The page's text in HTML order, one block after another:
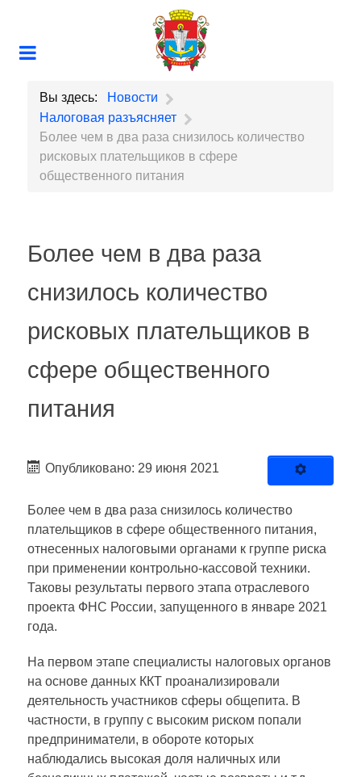
Вы здесь:
Новости
Налоговая разъясняет
Более чем в два раза снизилось количество
рисковых плательщиков в сфере
общественного питания
Более чем в два раза
снизилось количество
рисковых плательщиков в
сфере общественного
питания
Опубликовано: 29 июня 2021
Более чем в два раза снизилось количество
плательщиков в сфере общественного питания,
отнесенных налоговыми органами к группе риска
при применении контрольно-кассовой техники.
Таковы результаты первого этапа отраслевого
проекта ФНС России, запущенного в январе 2021
года.
На первом этапе специалисты налоговых органов
на основе данных ККТ проанализировали
деятельность участников сферы общепита. В
частности, в группу с высоким риском попали
предприниматели, в обороте которых
наблюдались высокая доля наличных или